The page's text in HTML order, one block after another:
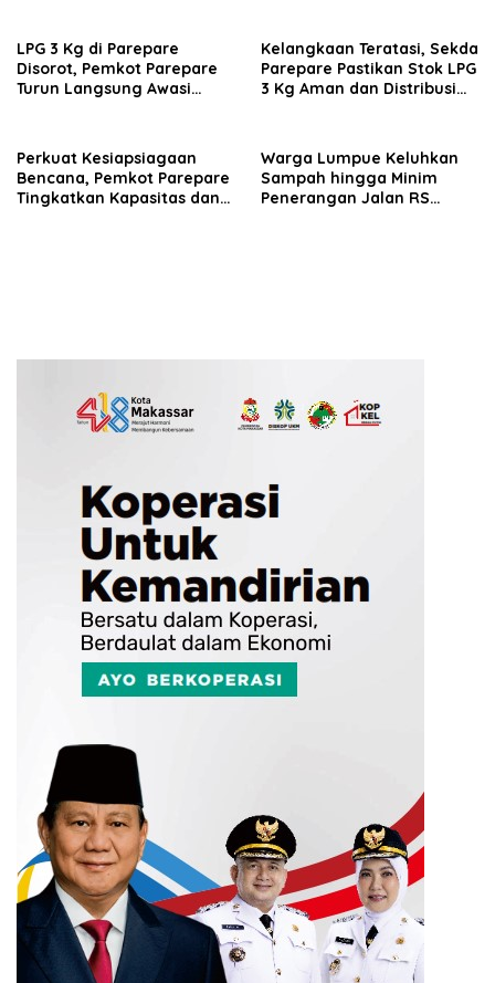
Usaha
LPG 3 Kg di Parepare
Disorot, Pemkot Parepare
Turun Langsung Awasi
Kelangkaan Teratasi, Sekda
Parepare Pastikan Stok LPG
3 Kg Aman dan Distribusi
Perkuat Kesiapsiagaan
Bencana, Pemkot Parepare
Tingkatkan Kapasitas dan
Warga Lumpue Keluhkan
Sampah hingga Minim
Penerangan Jalan RS